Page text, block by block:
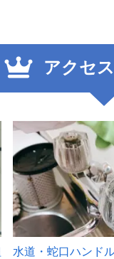
アクセ
2
水道・蛇口ハンド